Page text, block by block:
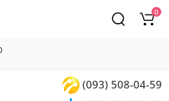
(093) 508-04-59
0